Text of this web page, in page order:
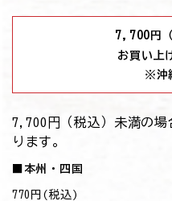
7,700 円
お買い上
※沖
7,700円（税込）未満の
ります。
■本州・四国
770円(税込)